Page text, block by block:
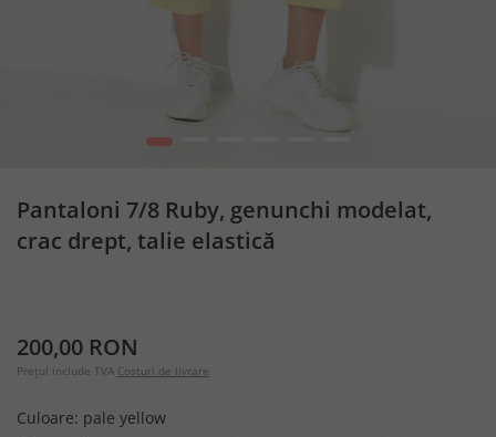
1
Pantaloni 7/8 Ruby, genunchi modelat,
crac drept, talie elastică
200,00 RON
Prețul include TVA Costuri de livrare
Culoare: pale yellow